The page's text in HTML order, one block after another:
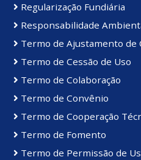
Regularização Fundiária
Responsabilidade
Termo de Ajustamento de
Termo de Cessão de Uso
Termo de Colaboração
Termo de Convênio
Termo de Cooperação
Termo de Fomento
Termo de Permissão de